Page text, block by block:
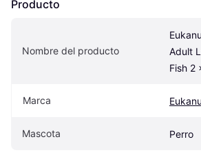
Producto
Nombre del producto
Adult
Fish 2
Marca
Mascota Perro